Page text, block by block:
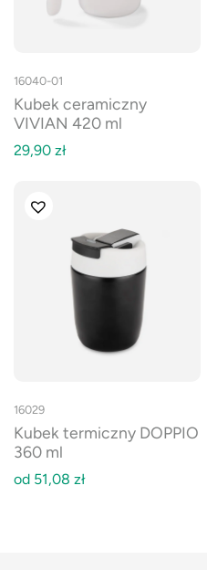
16040-01
Kubek ceramiczny
VIVIAN 420 ml
29,90 zł
16029
Kubek termiczny DOPPIO
360 ml
od 51,08 zł